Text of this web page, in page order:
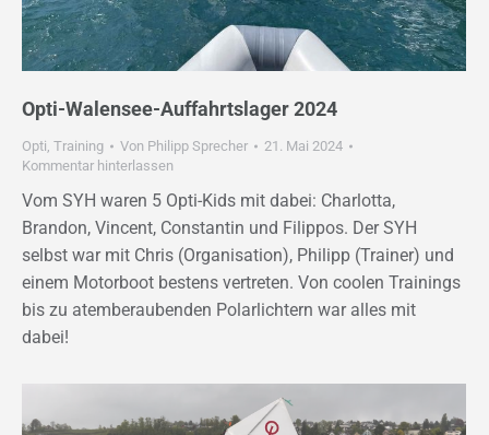
Opti-Walensee-Auffahrtslager 2024
Opti Training Von Philipp Sprecher
21. Mai 2024
Kommentar hinterlassen
Vom SYH waren 5 Opti-Kids mit dabei: Charlotta,
Brandon, Vincent, Constantin und Filippos. Der SYH
selbst war mit Chris (Organisation), Philipp (Trainer) und
einem Motorboot bestens vertreten. Von coolen Trainings
bis zu atemberaubenden Polarlichtern war alles mit
dabei!